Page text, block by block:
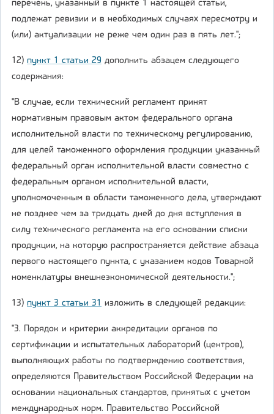
перечень, указанный в пункте 1 настоящей статьи,
подлежат ревизии и в необходимых случаях пересмотру и
(или) актуализации не реже чем один раз в пять лет.";
12) пункт 1 статьи 29 дополнить абзацем следующего
содержания:
"В случае, если технический регламент принят
нормативным правовым актом федерального органа
исполнительной власти по техническому регулированию,
для целей таможенного оформления продукции указанный
федеральный орган исполнительной власти совместно с
федеральным органом исполнительной власти,
уполномоченным в области таможенного дела, утверждают
не позднее чем за тридцать дней до дня вступления в
силу технического регламента на его основании списки
продукции, на которую распространяется действие абзаца
первого настоящего пункта, с указанием кодов Товарной
номенклатуры внешнеэкономической деятельности.";
13) пункт 3 статьи 31 изложить в следующей редакции:
"3. Порядок и критерии аккредитации органов по
сертификации и испытательных лабораторий (центров),
выполняющих работы по подтверждению соответствия,
определяются Правительством Российской Федерации на
основании национальных стандартов, принятых с учетом
международных норм. Правительство Российской